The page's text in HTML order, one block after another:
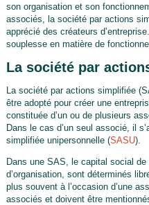
son organisation et son
associés, la société par actions
apprécié des créateurs
souplesse en matière de
La société par
La société par actions simplifiée
être adopté pour créer une
constituée d’un ou de plusieurs
Dans le cas d’un seul associé, il
simplifiée unipersonnelle (SASU).
Dans une SAS, le capital social
d’organisation, sont déterminés
plus souvent à l’occasion d’une
associés et doivent être